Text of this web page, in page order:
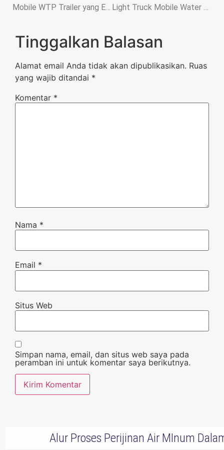
Tinggalkan Balasan
Alamat email Anda tidak akan dipublikasikan. Ruas
yang wajib ditandai *
Komentar *
Nama *
Email *
Situs Web
Simpan nama, email, dan situs web saya pada
peramban ini untuk komentar saya berikutnya.
Alur Proses Perijinan Air MInum